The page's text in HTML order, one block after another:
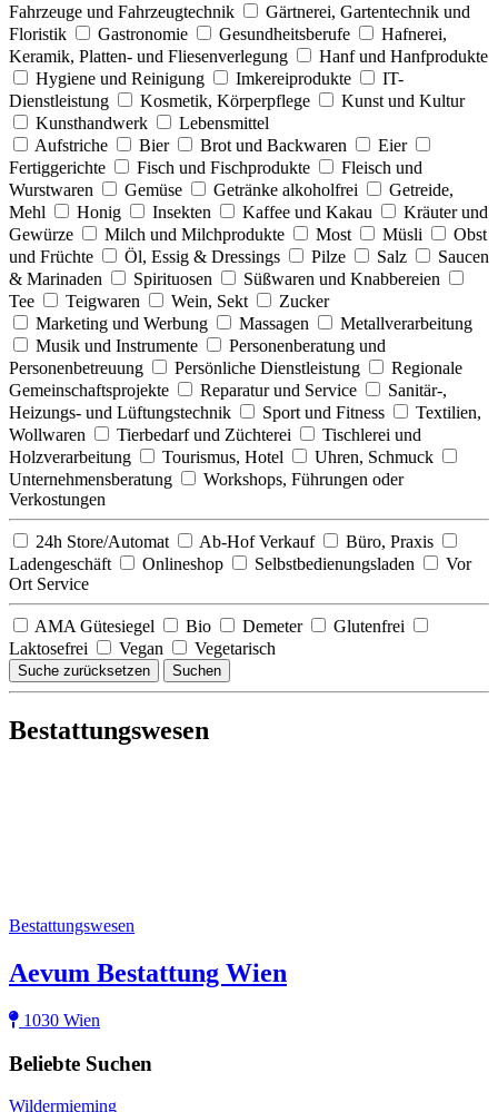
Fahrzeuge und Fahrzeugtechnik
Gärtnerei, Gartentechnik und
Floristik
Gastronomie Gesundheitsberufe
Hafnerei,
Keramik, Platten- und Fliesenverlegung
Hanf und Hanfprodukte
Hygiene und Reinigung
Imkereiprodukte
IT-
Dienstleistung
Kosmetik, Körperpflege
Kunst und Kultur
Kunsthandwerk
Lebensmittel
Aufstriche
Bier Brot und Backwaren
Eier
Fertiggerichte
Fisch und Fischprodukte
Fleisch und
Wurstwaren
Gemüse Getränke alkoholfrei
Getreide,
Mehl
Honig Insekten Kaffee und Kakau
Kräuter und
Gewürze
Milch und Milchprodukte Most Müsli
Obst
und Früchte
Öl, Essig & Dressings Pilze Salz
Saucen
& Marinaden
Spirituosen
Süßwaren und Knabbereien
Tee
Teigwaren Wein, Sekt
Zucker
Marketing und Werbung
Massagen
Metallverarbeitung
Musik und Instrumente
Personenberatung und
Personenbetreuung
Persönliche Dienstleistung
Regionale
Gemeinschaftsprojekte
Reparatur und Service
Sanitär-,
Heizungs- und Lüftungstechnik
Sport und Fitness
Textilien,
Wollwaren
Tierbedarf und Züchterei
Tischlerei und
Holzverarbeitung
Tourismus, Hotel
Uhren, Schmuck
Unternehmensberatung
Workshops, Führungen oder
Verkostungen
24h Store/Automat Ab-Hof Verkauf
Büro, Praxis
Ladengeschäft
Onlineshop Selbstbedienungsladen
Vor
Ort Service
AMA Gütesiegel Bio Demeter
Glutenfrei
Laktosefrei
Vegan Vegetarisch
Suche zurücksetzen Suchen
Bestattungswesen
Bestattungswesen
Aevum Bestattung Wien
1030 Wien
Beliebte Suchen
Wildermieming